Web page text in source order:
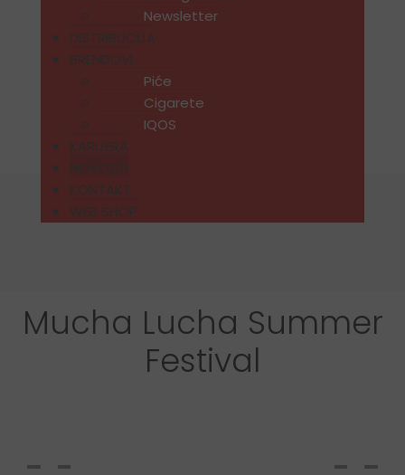
Newsletter
DISTRIBUCIJA
BRENDOVI
Piće
Cigarete
IQOS
KARIJERA
NOVOSTI
KONTAKT
WEB SHOP
Mucha Lucha Summer
Festival